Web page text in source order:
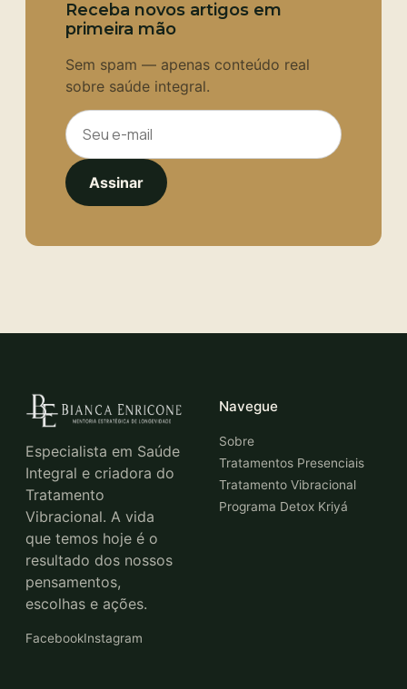
Receba novos artigos em
primeira mão
Sem spam — apenas conteúdo real
sobre saúde integral.
Assinar
Especialista em Saúde
Integral e criadora do
Tratamento
Vibracional. A vida
que temos hoje é o
resultado dos nossos
pensamentos,
escolhas e ações.
FacebookInstagram
Navegue
Sobre
Tratamentos Presenciais
Tratamento Vibracional
Programa Detox Kriyá